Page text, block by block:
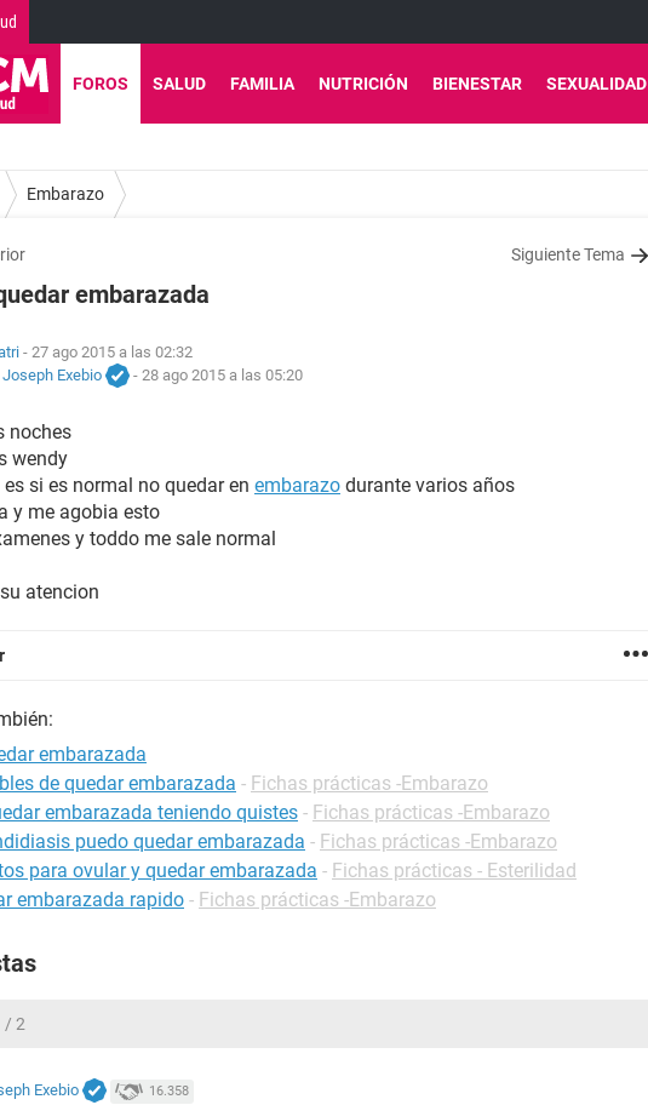
FOROS SALUD FAMILIA NUTRICIÓN BIENESTAR SEXUALIDAD
Embarazo
Siguiente Tema
embarazada
- 27 ago 2015 a las 02:32
Joseph Exebio
- 28 ago 2015 a las 05:20
noches
wendy
si es normal no quedar en embarazo durante varios años
y me agobia esto
y toddo me sale normal
atencion
embarazada
de quedar embarazada - Fichas prácticas -Embarazo
embarazada teniendo quistes - Fichas prácticas -Embarazo
puedo quedar embarazada - Fichas prácticas -Embarazo
para ovular y quedar embarazada - Fichas prácticas - Esterilidad
embarazada rapido - Fichas prácticas -Embarazo
/ 2
Exebio 16.358